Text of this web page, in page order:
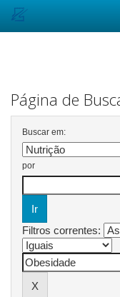
Página de
Buscar em:
por
Filtros correntes: